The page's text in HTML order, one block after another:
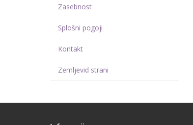
Zasebnost
Splošni pogoji
Kontakt
Zemljevid strani